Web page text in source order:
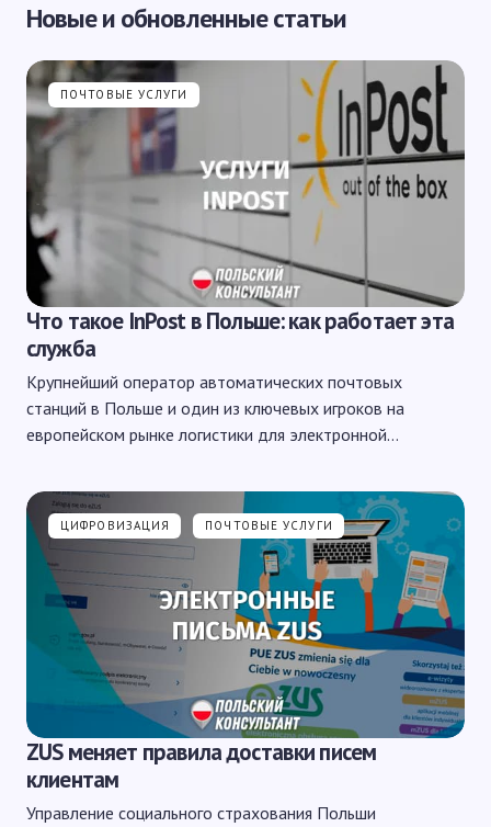
Новые и обновленные статьи
ПОЧТОВЫЕ УСЛУГИ
Что такое InPost в Польше: как работает эта
служба
Крупнейший оператор автоматических почтовых
станций в Польше и один из ключевых игроков на
европейском рынке логистики для электронной…
ЦИФРОВИЗАЦИЯ ПОЧТОВЫЕ УСЛУГИ
ZUS меняет правила доставки писем
клиентам
Управление социального страхования Польши